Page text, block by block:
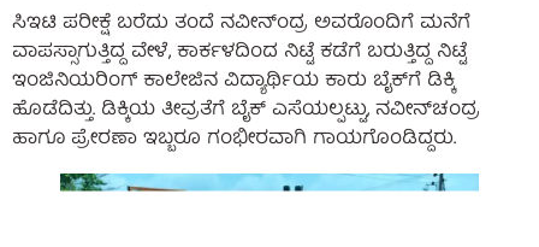
ಸಿಇಟಿ ಪರೀಕ್ಷೆ ಬರೆದು ತಂದೆ ನವೀನ್‌ಂದ್ರ ಅವರೊಂದಿಗೆ ಮನೆಗೆ
ವಾಪಸ್ಸಾಗುತ್ತಿದ್ದ ವೇಳೆ, ಕಾರ್ಕಳದಿಂದ ನಿಟ್ಟೆ ಕಡೆಗೆ ಬರುತ್ತಿದ್ದ ನಿಟ್ಟೆ
ಇಂಜಿನಿಯರಿಂಗ್ ಕಾಲೇಜಿನ ವಿದ್ಯಾರ್ಥಿಯ ಕಾರು ಬೈಕ್‌ಗೆ ಡಿಕ್ಕಿ
ಹೊಡೆದಿತ್ತು. ಡಿಕ್ಕಿಯ ತೀವ್ರತೆಗೆ ಬೈಕ್‌ ಎಸೆಯಲ್ಪಟ್ಟು, ನವೀನ್‌ಚಂದ್ರ
ಹಾಗೂ ಪ್ರೇರಣಾ ಇಬ್ಬರೂ ಗಂಭೀರವಾಗಿ ಗಾಯಗೊಂಡಿದ್ದರು.